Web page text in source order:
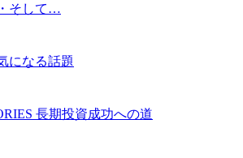
そして…
になる話題
長期投資成功への道